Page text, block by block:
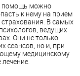
помощь можно
к нему на прием
В самых
ведущих
Они не только
сеансов, но и, при
медицинскому